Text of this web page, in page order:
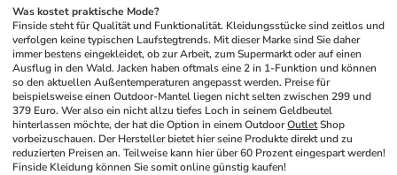
Was kostet praktische Mode?
Finside steht für Qualität und Funktionalität. Kleidungsstücke sind zeitlos und
verfolgen keine typischen Laufstegtrends. Mit dieser Marke sind Sie daher
immer bestens eingekleidet, ob zur Arbeit, zum Supermarkt oder auf einen
Ausflug in den Wald. Jacken haben oftmals eine 2 in 1-Funktion und können
so den aktuellen Außentemperaturen angepasst werden. Preise für
beispielsweise einen Outdoor-Mantel liegen nicht selten zwischen 299 und
379 Euro. Wer also ein nicht allzu tiefes Loch in seinem Geldbeutel
hinterlassen möchte, der hat die Option in einem Outdoor Outlet Shop
vorbeizuschauen. Der Hersteller bietet hier seine Produkte direkt und zu
reduzierten Preisen an. Teilweise kann hier über 60 Prozent eingespart werden!
Finside Kleidung können Sie somit online günstig kaufen!